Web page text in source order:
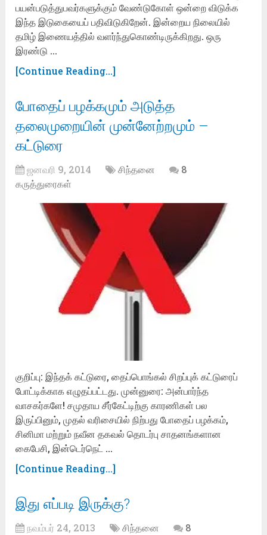
பயன்படுத்துபவர்களுக்கும் வேண்டுகோள் ஒன்றை விடுக்க
இந்த இடுகையைப் பதிவிடுகிறேன். இன்றைய நிலையில்
தமிழ் இணையத்தில் வளர்ந்துகொண்டிருக்கிறது. ஒரு
இரண்டு …
[Continue Reading...]
போதைப் பழக்கமும் அடுத்த
தலைமுறையின் முன்னேற்றமும் –
கட்டுரை
ஜனவரி 9, 2014 சிந்தனை
8
கருத்துரைகள்
குறிப்பு: இந்தக் கட்டுரை, தைப்பொங்கல் சிறப்புக் கட்டுரைப்
போட்டிக்காக எழுதப்பட்டது. முன்னுரை: அன்பார்ந்த
வாசகர்களே! சமுதாய சீர்கேட்டிற்கு காரணிகள் பல
இருப்பினும், முதல் வரிசையில் நிற்பது போதைப் பழக்கம்,
சினிமா மற்றும் நவீன தகவல் தொடர்பு சாதனங்களான
கைபேசி, இன்டெர்நெட் …
[Continue Reading...]
இது எப்படி இருக்கு?
நவம்பர் 24, 2013 சிந்தனை
8